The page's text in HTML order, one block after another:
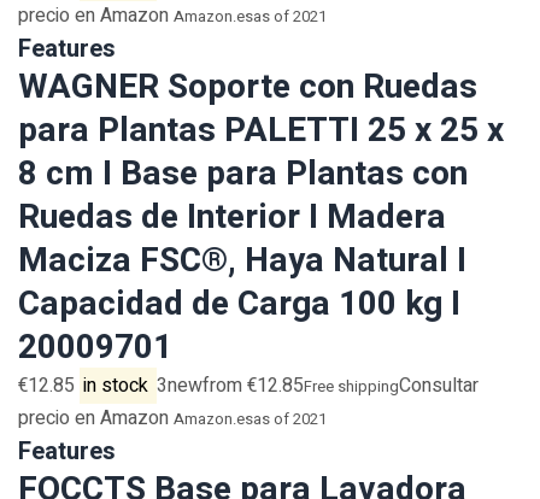
precio en Amazon Amazon.esas of 2021
Features
WAGNER Soporte con Ruedas
para Plantas PALETTI 25 x 25 x
8 cm I Base para Plantas con
Ruedas de Interior I Madera
Maciza FSC®, Haya Natural I
Capacidad de Carga 100 kg I
20009701
€12.85 in stock 3newfrom €12.85Free shippingConsultar
precio en Amazon Amazon.esas of 2021
Features